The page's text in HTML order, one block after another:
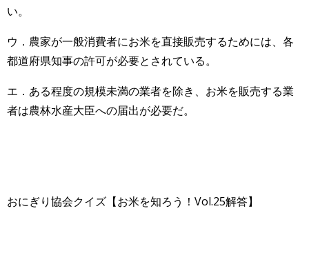
い。
ウ．農家が一般消費者にお米を直接販売するためには、各
都道府県知事の許可が必要とされている。
エ．ある程度の規模未満の業者を除き、お米を販売する業
者は農林水産大臣への届出が必要だ。
おにぎり協会クイズ【お米を知ろう！Vol.25解答】